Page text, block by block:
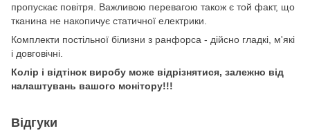
пропускає повітря. Важливою перевагою також є той факт, що
тканина не накопичує статичної електрики.
Комплекти постільної білизни з ранфорса - дійсно гладкі, м'які
і довговічні.
Колір і відтінок виробу може відрізнятися, залежно від
налаштувань вашого монітору!!!
Відгуки